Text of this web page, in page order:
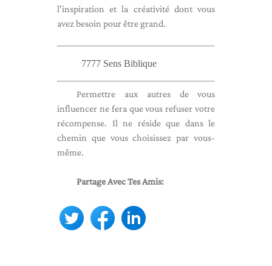
l'inspiration et la créativité dont vous
avez besoin pour être grand.
7777 Sens Biblique
Permettre aux autres de vous
influencer ne fera que vous refuser votre
récompense. Il ne réside que dans le
chemin que vous choisissez par vous-
même.
Partage Avec Tes Amis: